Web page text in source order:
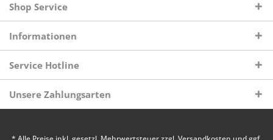
Shop Service
Informationen
Service Hotline
Unsere Zahlungsarten